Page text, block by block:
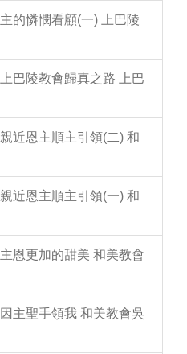
的憐憫看顧(一) 上巴陵
巴陵教會歸真之路 上巴
近恩主順主引領(二) 和
近恩主順主引領(一) 和
恩更加的甜美 和美教會
主聖手領我 和美教會吳